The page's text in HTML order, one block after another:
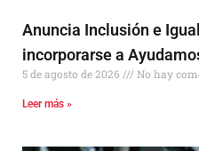
Anuncia Inclusión e
incorporarse a
5 de agosto de 2026 No hay
Leer más »